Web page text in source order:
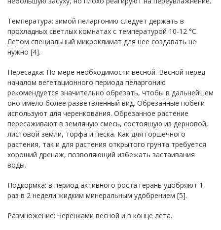
Температура: зимой пеларгонию следует держать в
прохладных светлых комнатах с температурой 10-12 °C.
Летом специальный микроклимат для нее создавать не
нужно [4].
Пересадка: По мере необходимости весной. Весной перед
началом вегетационного периода пеларгонию
рекомендуется значительно обрезать, чтобы в дальнейшем
оно имело более разветвленный вид. Обрезанные побеги
используют для черенкования. Обрезанное растение
пересаживают в земляную смесь, состоящую из дерновой,
листовой земли, торфа и песка. Как для горшечного
растения, так и для растения открытого грунта требуется
хороший дренаж, позволяющий избежать застаивания
воды.
Подкормка: в период активного роста герань удобряют 1
раз в 2 недели жидким минеральным удобрением [5].
Размножение: Черенками весной и в конце лета.